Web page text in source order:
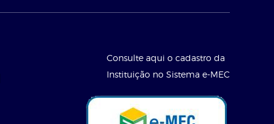
Consulte aqui o cadastro da
Instituição no Sistema e-MEC